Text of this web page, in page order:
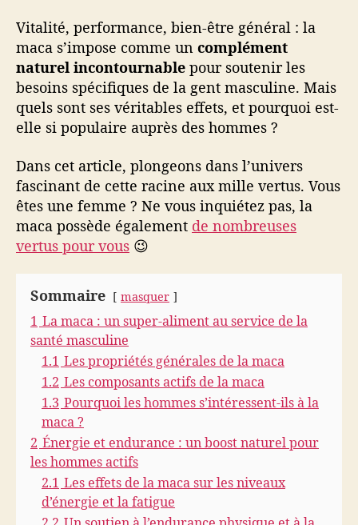
l
i
t
é
,
l
i
i
d
e
t
-
t
e
a
n
t
r
Vitalité, performance, bien-être général : la
maca s’impose comme un complément
naturel incontournable pour soutenir les
besoins spécifiques de la gent masculine. Mais
quels sont ses véritables effets, et pourquoi est-
elle si populaire auprès des hommes ?
Dans cet article, plongeons dans l’univers
fascinant de cette racine aux mille vertus. Vous
êtes une femme ? Ne vous inquiétez pas, la
maca possède également de nombreuses
vertus pour vous 😉
Sommaire masquer
1 La maca : un super-aliment au service de la
santé masculine
1.1 Les propriétés générales de la maca
1.2 Les composants actifs de la maca
1.3 Pourquoi les hommes s’intéressent-ils à la
maca ?
2 Énergie et endurance : un boost naturel pour
les hommes actifs
2.1 Les effets de la maca sur les niveaux
d’énergie et la fatigue